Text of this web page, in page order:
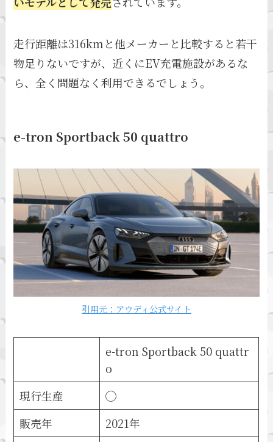
走行距離は316kmと他メーカーと比較すると若干
物足りないですが、近くにEV充電施設があるな
ら、全く問題なく利用できるでしょう。
e-tron Sportback 50 quattro
引用元：アウディ公式サイト
e-tron Sportback 50 quattr
o
現行生産
◯
販売年
2021年